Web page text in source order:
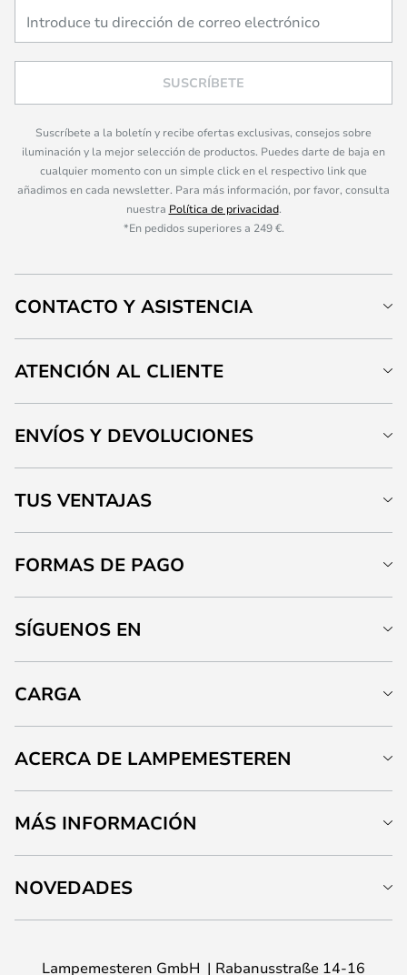
SUSCRÍBETE
Suscríbete a la boletín y recibe ofertas exclusivas, consejos sobre
iluminación y la mejor selección de productos. Puedes darte de baja en
cualquier momento con un simple click en el respectivo link que
añadimos en cada newsletter. Para más información, por favor, consulta
nuestra Política de privacidad.
*En pedidos superiores a 249 €.
CONTACTO Y ASISTENCIA
ATENCIÓN AL CLIENTE
ENVÍOS Y DEVOLUCIONES
TUS VENTAJAS
FORMAS DE PAGO
SÍGUENOS EN
CARGA
ACERCA DE LAMPEMESTEREN
MÁS INFORMACIÓN
NOVEDADES
Lampemesteren GmbH Rabanusstraße 14-16